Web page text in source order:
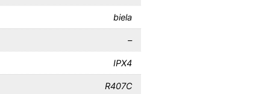
biela
–
IPX4
R407C